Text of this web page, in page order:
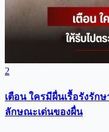
2
เตือน ใครมีผื่นเรื้อรังรัก
ลักษณะเด่นของผื่น